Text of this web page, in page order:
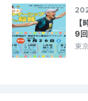
9
東